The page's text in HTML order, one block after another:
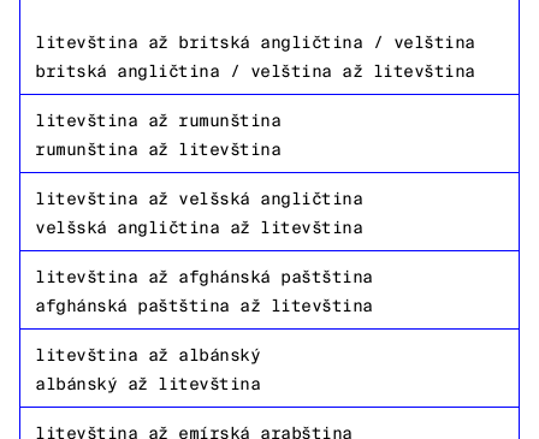
litevština až britská angličtina / velština
britská angličtina / velština až litevština
litevština až rumunština
rumunština až litevština
litevština až velšská angličtina
velšská angličtina až litevština
litevština až afghánská paštština
afghánská paštština až litevština
litevština až albánský
albánský až litevština
litevština až emírská arabština